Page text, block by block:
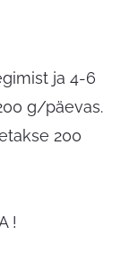
ja 4-6
g/päevas.
200
!